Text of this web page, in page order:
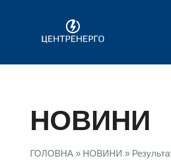
НОВИНИ
ГОЛОВНА » НОВИНИ »